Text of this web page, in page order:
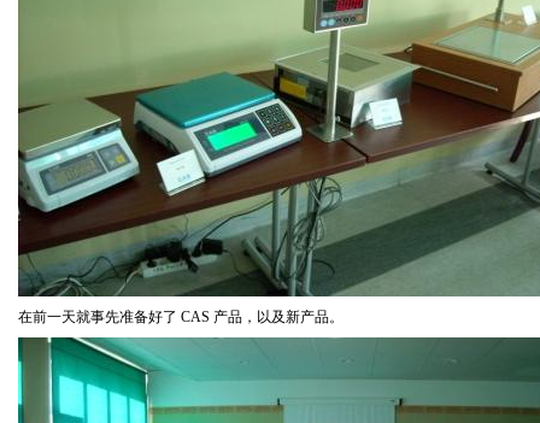
在前一天就事先准备好了 CAS 产品，以及新产品。